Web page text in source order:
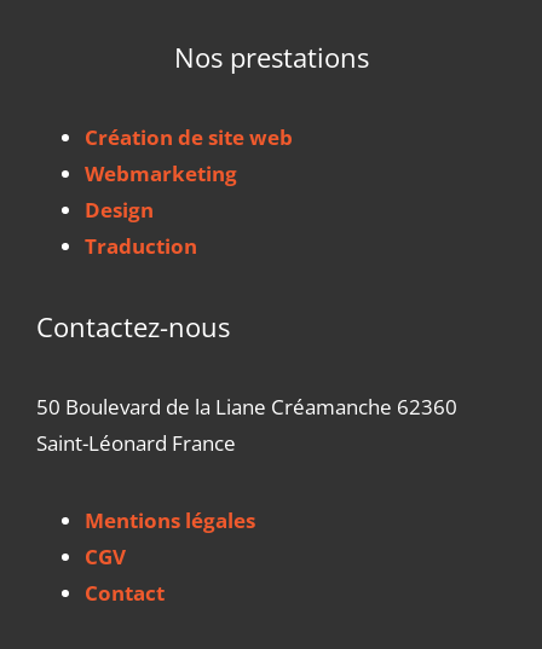
Nos prestations
Création de site web
Webmarketing
Design
Traduction
Contactez-nous
50 Boulevard de la Liane Créamanche 62360
Saint-Léonard France
Mentions légales
CGV
Contact